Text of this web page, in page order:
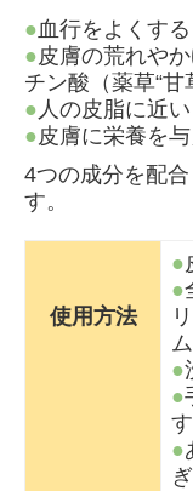
●血行をよくす
●皮膚の荒れや
チン酸（薬草“甘
● 人の皮脂に近
●皮膚に栄養を
4つの成分を配
す。
使用方法
●
●
●
●
す
●